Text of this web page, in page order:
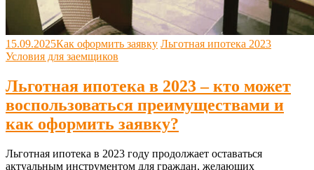
15.09.2025Как оформить заявку Льготная ипотека 2023
Условия для заемщиков
Льготная ипотека в 2023 – кто может
воспользоваться преимуществами и
как оформить заявку?
Льготная ипотека в 2023 году продолжает оставаться
актуальным инструментом для граждан, желающих